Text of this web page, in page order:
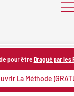
pour être Dragué par les
La Méthode